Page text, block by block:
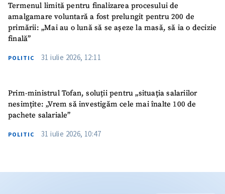
Termenul limită pentru finalizarea procesului de
amalgamare voluntară a fost prelungit pentru 200 de
primării: „Mai au o lună să se așeze la masă, să ia o decizie
finală”
POLITIC 31 iulie 2026, 12:11
Prim-ministrul Tofan, soluții pentru „situația salariilor
nesimțite: „Vrem să investigăm cele mai înalte 100 de
pachete salariale”
POLITIC 31 iulie 2026, 10:47